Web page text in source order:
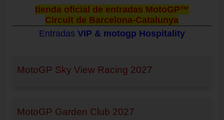
tienda oficial de entradas MotoGP™
Circuit de Barcelona-Catalunya
Entradas VIP & motogp Hospitality
MotoGP Sky View Racing 2027
MotoGP Garden Club 2027